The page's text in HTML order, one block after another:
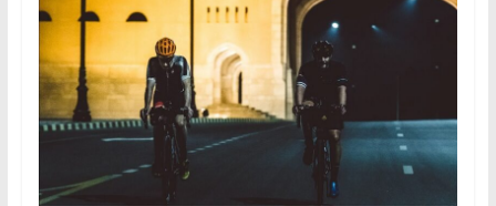
simples
spectateurs
de
sport,
qui
déplacent